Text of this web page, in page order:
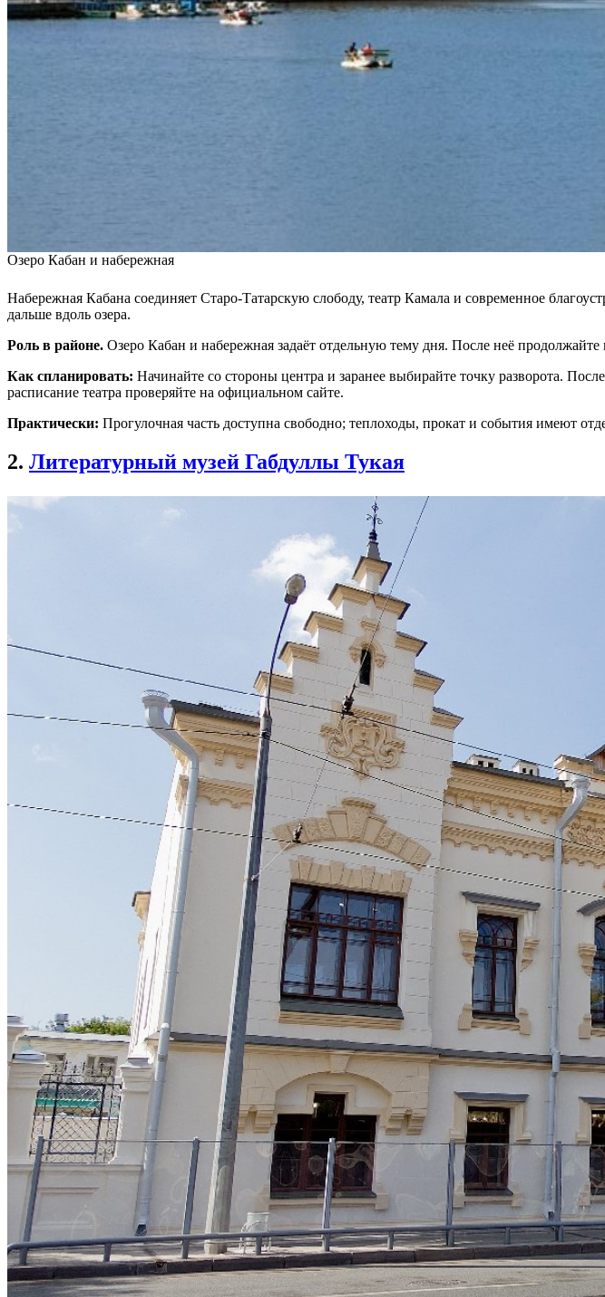
Озеро Кабан и набережная
Набережная Кабана соединяет Старо-Татарскую слободу, театр Камала и современное
дальше вдоль озера.
Роль в районе. Озеро Кабан и набережная задаёт отдельную тему дня. После неё
Как спланировать: Начинайте со стороны центра и заранее выбирайте точку разворота.
расписание театра проверяйте на официальном сайте.
Практически: Прогулочная часть доступна свободно; теплоходы, прокат и события имеют
2. Литературный музей Габдуллы Тукая